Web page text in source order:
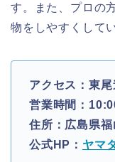
す。また、プロの
物をしやすくして
アクセス：東
営業時間：
住所：広島県
公式HP： ヤマ